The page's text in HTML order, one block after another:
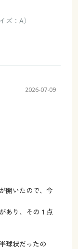
：A）
2026-07-09
開いたので、今
あり、その１点
球状だったの